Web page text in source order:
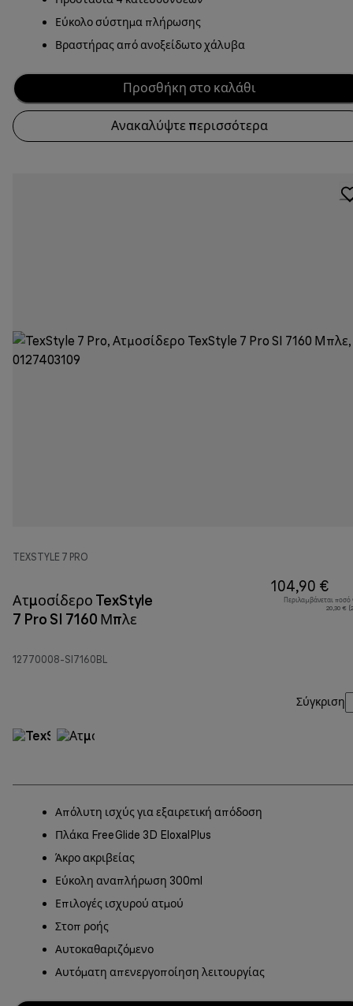
Εύκολο σύστημα πλήρωσης
Βραστήρας από ανοξείδωτο χάλυβα
Προσθήκη στο καλάθι
Ανακαλύψτε περισσότερα
TEXSTYLE 7 PRO
Ατμοσίδερο TexStyle
7 Pro SI 7160 Μπλε
12770008-SI7160BL
104,90 €
Περιλαμβάνεται
20,30 €
Σύγκριση
Απόλυτη ισχύς για εξαιρετική απόδοση
Πλάκα FreeGlide 3D EloxalPlus
Άκρο ακριβείας
Εύκολη αναπλήρωση 300ml
Επιλογές ισχυρού ατμού
Στοπ ροής
Αυτοκαθαριζόμενο
Αυτόματη απενεργοποίηση λειτουργίας